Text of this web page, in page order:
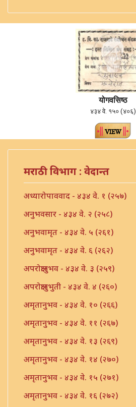
योगवसिष्ठ
४३४ वे. १५० (४०६)
मराठी विभाग : वेदान्त
अध्यारोपाववाद - ४३४ वे. १ (२५७)
अनुभवसार - ४३४ वे. २ (२५८)
अनुभवामृत - ४३४ वे. ५ (२६१)
अनुभवामृत - ४३४ वे. ६ (२६२)
अपरोक्षानुभव - ४३४ वे. ३ (२५९)
अपरोक्षानुभुती - ४३४ वे. ४ (२६०)
अमृतानुभव - ४३४ वे. १० (२६६)
अमृतानुभव - ४३४ वे. ११ (२६७)
अमृतानुभव - ४३४ वे. १३ (२६९)
अमृतानुभव - ४३४ वे. १४ (२७०)
अमृतानुभव - ४३४ वे. १५ (२७१)
अमृतानुभव - ४३४ वे. १६ (२७२)